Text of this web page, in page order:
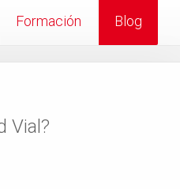
Formación Blog
Vial?